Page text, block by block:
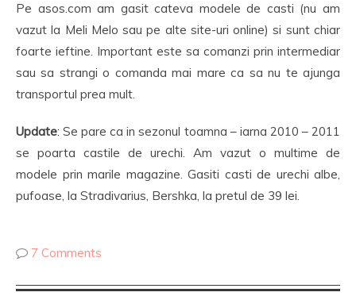
Pe asos.com am gasit cateva modele de casti (nu am
vazut la Meli Melo sau pe alte site-uri online) si sunt chiar
foarte ieftine. Important este sa comanzi prin intermediar
sau sa strangi o comanda mai mare ca sa nu te ajunga
transportul prea mult.
Update: Se pare ca in sezonul toamna – iarna 2010 – 2011
se poarta castile de urechi. Am vazut o multime de
modele prin marile magazine. Gasiti casti de urechi albe,
pufoase, la Stradivarius, Bershka, la pretul de 39 lei.
7 Comments